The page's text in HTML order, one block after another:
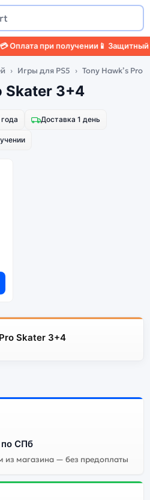
при получении📱 Защитный
Игры для PS5 Tony Hawk’s Pro
Skater 3+4
Доставка 1 день
Skater 3+4
СПб
из магазина — без предоплаты